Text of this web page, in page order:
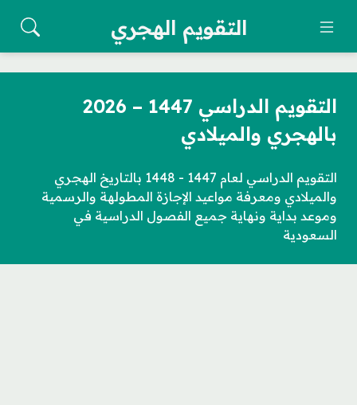
التقويم الهجري
التقويم الدراسي 1447 – 2026
بالهجري والميلادي
التقويم الدراسي لعام 1447 - 1448 بالتاريخ الهجري
والميلادي ومعرفة مواعيد الإجازة المطولهة والرسمية
وموعد بداية ونهاية جميع الفصول الدراسية في
السعودية